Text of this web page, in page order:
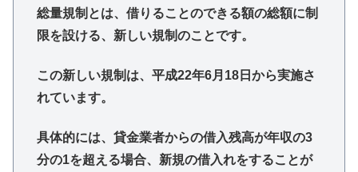
総量規制とは、借りることのできる額の総額に制
限を設ける、新しい規制のことです。
この新しい規制は、平成22年6月18日から実施さ
れています。
具体的には、貸金業者からの借入残高が年収の3
分の1を超える場合、新規の借入れをすることが